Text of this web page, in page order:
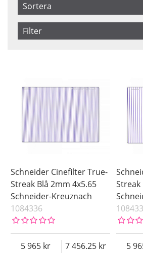
Sortera
Artikelkod
Filter
4x4
Gold
Pink
Red
Star
Saldo
Schneider Cinefilter True-
Streak Blå 2mm 4x5.65
Schneider-Kreuznach
1084336
5 965
7 456.25
Streak
5